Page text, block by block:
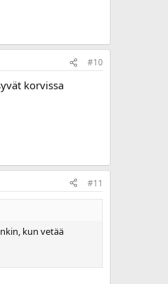
#10
korvissa
#11
kun vetää